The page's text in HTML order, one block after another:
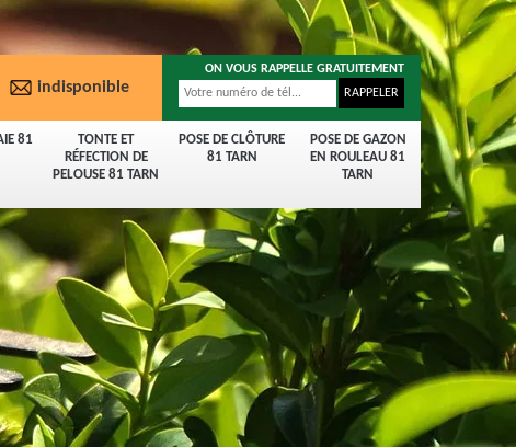
81
TONTE ET
RÉFECTION DE
PELOUSE 81 TARN
POSE DE CLÔTURE
81 TARN
POSE DE GAZON
EN ROULEAU 81
TARN
indisponible
ON VOUS RAPPELLE GRATUITEMENT